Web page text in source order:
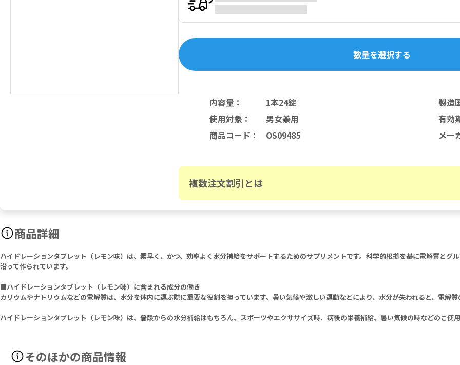
数量を選択する
内容量：
1本24錠
使用対象：
男女兼用
商品コード ： OS09485
製造
有効
メー
複数注文割引とは
商品詳細
ハイドレーションタブレット（レモン味）は、素早く、かつ、効率よく水分補給をサポートするためのサプリメントです。科学的根拠を基に電解質とグ
沿って作られています。
■ハイドレーションタブレット（レモン味）に含まれる成分の働き
カリウムやナトリウムなどの電解質は、水分を体内に運ぶ際に重要な役割を担っています。暑い気候や激しい運動などにより、水分が失われると、電解質
ハイドレーションタブレット（レモン味）は、普段からの水分補給はもちろん、スポーツやエクササイズ時、病後の栄養補給、暑い気候の時などのご使用
そのほかの商品情報